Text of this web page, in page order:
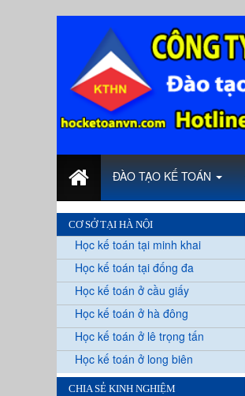
ĐÀO TẠO KẾ TOÁN
CƠ SỞ TẠI HÀ NỘI
Học kế toán tại minh khai
Học kế toán tại đống đa
Học kế toán ở cầu giấy
Học kế toán ở hà đông
Học kế toán ở lê trọng tấn
Học kế toán ở long biên
CHIA SẺ KINH NGHIỆM